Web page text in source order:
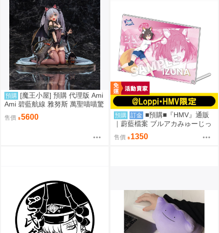
預購 [魔王小屋] 預購 代理版 Ami
Ami 碧藍航線 雅努斯 萬聖喵喵驚
悚夜ver.
售價 5600 預購 訂金 ■預購■『HMV』通販
｜蔚藍檔案 ブルアカみゅーじっ
く♪3D LIVE『忍術研究部』壓克
力板。[0912]
售價 1350